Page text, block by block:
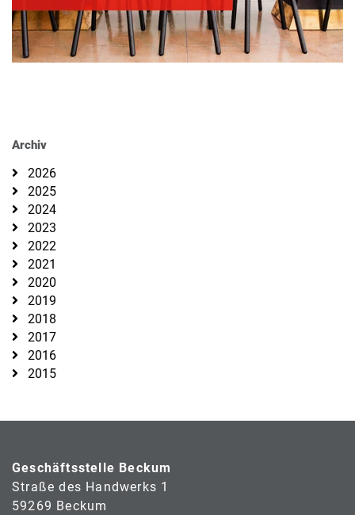
Archiv
2026
2025
2024
2023
2022
2021
2020
2019
2018
2017
2016
2015
Geschäftsstelle Beckum
Straße des Handwerks 1
59269 Beckum